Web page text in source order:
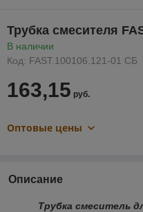
Трубка смесителя
В наличии
Код: FAST.100106.121-01 СБ
163,15 руб.
Оптовые цены
Описание
Трубка смеситель